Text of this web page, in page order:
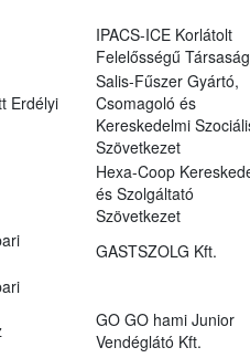
IPACS-ICE Korlátolt
Felelősségű Társaság
Erdélyi
Salis-Fűszer Gyártó,
Csomagoló és
Kereskedelmi
Szövetkezet
Hexa-Coop
és Szolgáltató
Szövetkezet
GASTSZOLG Kft.
GO GO hami Junior
Vendéglátó Kft.